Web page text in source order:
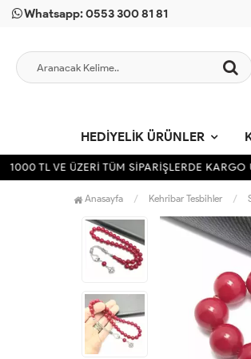
Whatsapp: 0553 300 81 81
HEDIYELIK ÜRÜNLER
TL VE ÜZERİ TÜM SİPARİŞLERDE KARGO
Anasayfa Kehribar Tesbihler